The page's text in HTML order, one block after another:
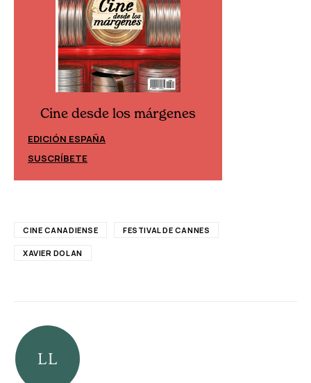
Cine desde los márgenes
EDICIÓN ESPAÑA
SUSCRÍBETE
CINE CANADIENSE FESTIVAL DE CANNES
XAVIER DOLAN